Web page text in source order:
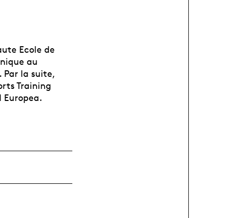
Ecole de
au
Par la suite,
Training
Europea.